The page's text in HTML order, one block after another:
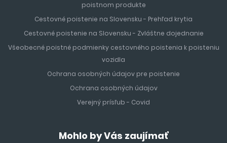
poistnom produkte
Cestovné poistenie na Slovensku - Prehľad krytia
Cestovné poistenie na Slovensku - Zvláštne dojednanie
Všeobecné poistné podmienky cestovného poistenia k poisteniu
vozidla
Ochrana osobných údajov pre poistenie
Ochrana osobných údajov
Verejný prísľub - Covid
Mohlo by Vás zaujímať